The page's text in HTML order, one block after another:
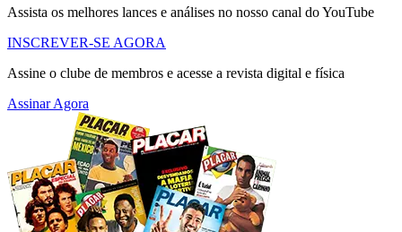
Assista os melhores lances e análises no nosso canal do YouTube
INSCREVER-SE AGORA
Assine o clube de membros e acesse a revista digital e física
Assinar Agora